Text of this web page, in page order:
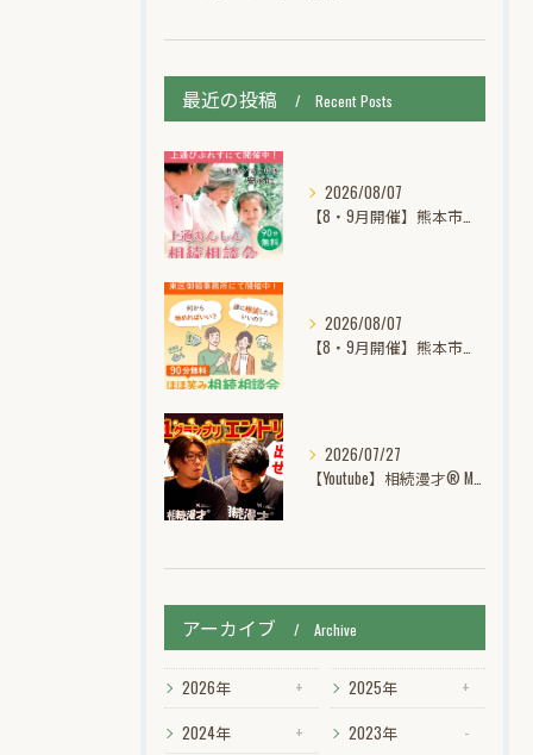
最近の投稿 Recent Posts
2026/08/07
【8・9月開催】熊本市中央区上通｜あんしん相続個別無料相談会
2026/08/07
【8・9月開催】熊本市東区御領｜ほほ笑み相続個別無料相談会
2026/07/27
【Youtube】相続漫才® M-1グランプリ挑戦記動画公開中！
アーカイブ Archive
2026年
2025年
2024年
2023年